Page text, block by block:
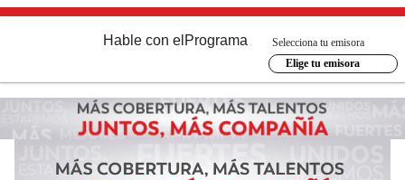
Hable con el Programa
Selecciona tu emisora
Elige tu emisora